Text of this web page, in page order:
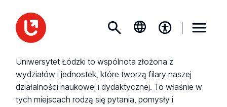
Uniwersytet Łódzki to wspólnota złożona z
wydziałów i jednostek, które tworzą filary naszej
działalności naukowej i dydaktycznej. To właśnie w
tych miejscach rodzą się pytania, pomysły i